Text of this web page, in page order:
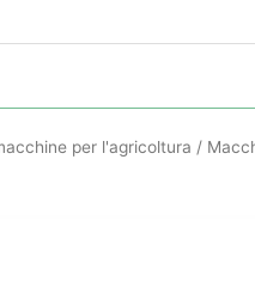
per l'agricoltura /